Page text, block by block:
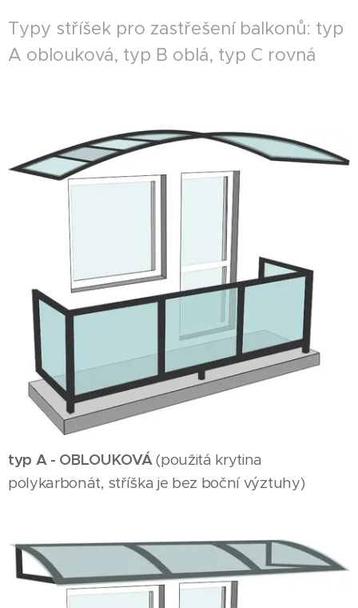
Typy stříšek pro zastřešení balkonů: typ
A oblouková, typ B oblá, typ C rovná
typ A - OBLOUKOVÁ(použitá krytina
polykarbonát, stříška je bez boční výztuhy)